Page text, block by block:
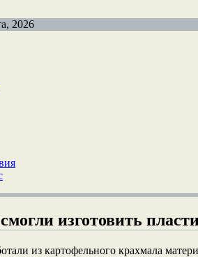
2026
изготовить
из картофельного крахмала